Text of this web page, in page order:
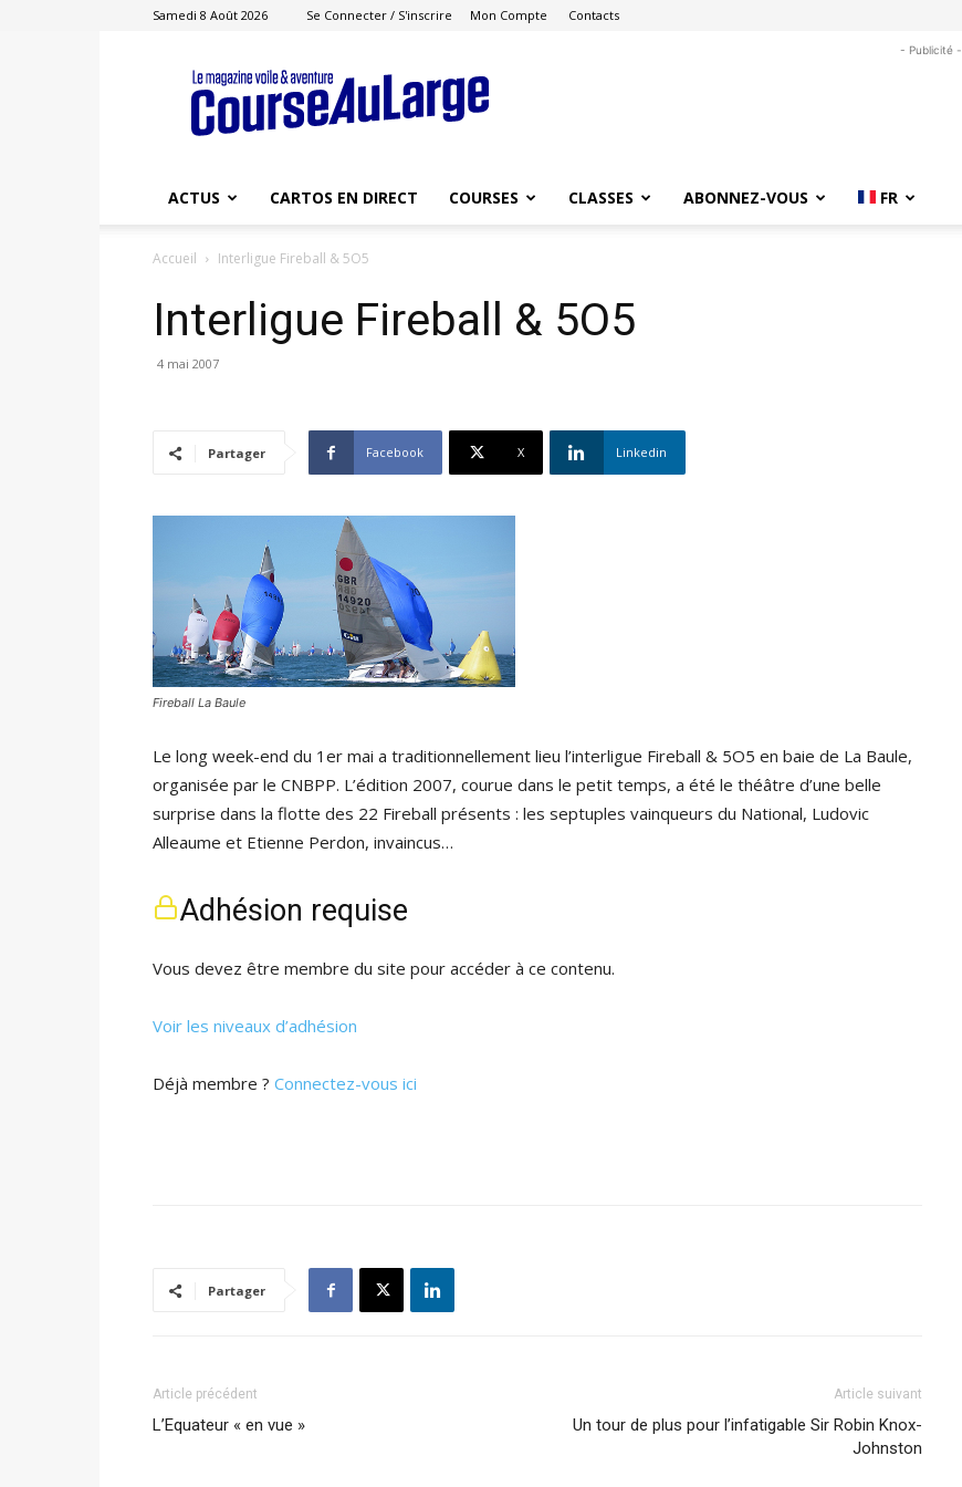
Samedi 8 Août 2026 Se Connecter / S'inscrire Mon Compte Contacts
Course
au
Large
- Publicité -
ACTUS CARTOS EN DIRECT COURSES CLASSES ABONNEZ-VOUS FR
Accueil Interligue Fireball & 5O5
Interligue Fireball & 5O5
4 mai 2007
Partager Facebook X Linkedin
Fireball La Baule
Le long week-end du 1er mai a traditionnellement lieu l’interligue Fireball & 5O5 en baie de La Baule,
organisée par le CNBPP. L’édition 2007, courue dans le petit temps, a été le théâtre d’une belle
surprise dans la flotte des 22 Fireball présents : les septuples vainqueurs du National, Ludovic
Alleaume et Etienne Perdon, invaincus…
Adhésion requise
Vous devez être membre du site pour accéder à ce contenu.
Voir les niveaux d’adhésion
Déjà membre ? Connectez-vous ici
Partager
Article précédent
L’Equateur « en vue »
Article suivant
Un tour de plus pour l’infatigable Sir Robin Knox-
Johnston